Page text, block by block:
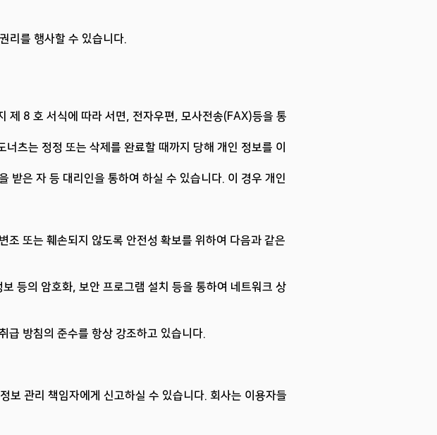
리를 행사할 수 있습니다.
제 8 호 서식에 따라 서면, 전자우편, 모사전송(FAX)등을 통
츠는 정정 또는 삭제를 완료할 때까지 당해 개인 정보를 이
받은 자 등 대리인을 통하여 하실 수 있습니다. 이 경우 개인
또는 훼손되지 않도록 안전성 확보를 위하여 다음과 같은
등의 암호화, 보안 프로그램 설치 등을 통하여 네트워크 상
급 방침의 준수를 항상 강조하고 있습니다.
보 관리 책임자에게 신고하실 수 있습니다. 회사는 이용자들